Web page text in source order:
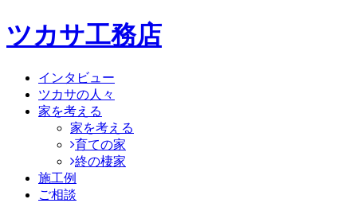
ツカサ工務店
インタビュー
ツカサの人々
家を考える
家を考える
育ての家
終の棲家
施工例
ご相談